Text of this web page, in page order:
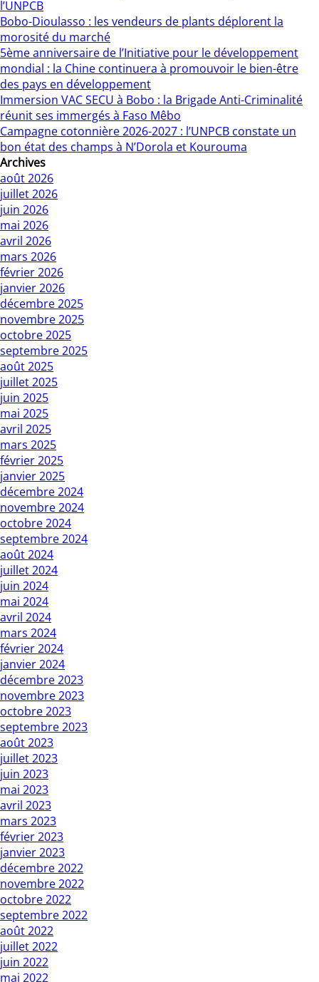
l’UNPCB
Bobo-Dioulasso : les vendeurs de plants déplorent la
morosité du marché
5ème anniversaire de l’Initiative pour le développement
mondial : la Chine continuera à promouvoir le bien-être
des pays en développement
Immersion VAC SECU à Bobo : la Brigade Anti-Criminalité
réunit ses immergés à Faso Mêbo
Campagne cotonnière 2026-2027 : l’UNPCB constate un
bon état des champs à N’Dorola et Kourouma
Archives
août 2026
juillet 2026
juin 2026
mai 2026
avril 2026
mars 2026
février 2026
janvier 2026
décembre 2025
novembre 2025
octobre 2025
septembre 2025
août 2025
juillet 2025
juin 2025
mai 2025
avril 2025
mars 2025
février 2025
janvier 2025
décembre 2024
novembre 2024
octobre 2024
septembre 2024
août 2024
juillet 2024
juin 2024
mai 2024
avril 2024
mars 2024
février 2024
janvier 2024
décembre 2023
novembre 2023
octobre 2023
septembre 2023
août 2023
juillet 2023
juin 2023
mai 2023
avril 2023
mars 2023
février 2023
janvier 2023
décembre 2022
novembre 2022
octobre 2022
septembre 2022
août 2022
juillet 2022
juin 2022
mai 2022